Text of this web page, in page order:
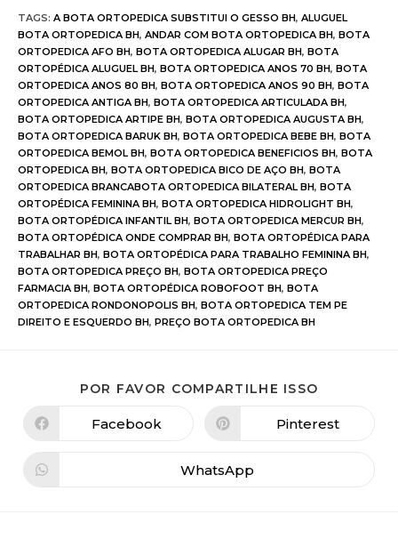
TAGS: A BOTA ORTOPEDICA SUBSTITUI O GESSO BH, ALUGUEL
BOTA ORTOPEDICA BH, ANDAR COM BOTA ORTOPEDICA BH, BOTA
ORTOPEDICA AFO BH, BOTA ORTOPEDICA ALUGAR BH, BOTA
ORTOPÉDICA ALUGUEL BH, BOTA ORTOPEDICA ANOS 70 BH, BOTA
ORTOPEDICA ANOS 80 BH, BOTA ORTOPEDICA ANOS 90 BH, BOTA
ORTOPEDICA ANTIGA BH, BOTA ORTOPEDICA ARTICULADA BH,
BOTA ORTOPEDICA ARTIPE BH, BOTA ORTOPEDICA AUGUSTA BH,
BOTA ORTOPEDICA BARUK BH, BOTA ORTOPEDICA BEBE BH, BOTA
ORTOPEDICA BEMOL BH, BOTA ORTOPEDICA BENEFICIOS BH, BOTA
ORTOPEDICA BH, BOTA ORTOPEDICA BICO DE AÇO BH, BOTA
ORTOPEDICA BRANCABOTA ORTOPEDICA BILATERAL BH, BOTA
ORTOPÉDICA FEMININA BH, BOTA ORTOPEDICA HIDROLIGHT BH,
BOTA ORTOPÉDICA INFANTIL BH, BOTA ORTOPEDICA MERCUR BH,
BOTA ORTOPÉDICA ONDE COMPRAR BH, BOTA ORTOPÉDICA PARA
TRABALHAR BH, BOTA ORTOPÉDICA PARA TRABALHO FEMININA BH,
BOTA ORTOPEDICA PREÇO BH, BOTA ORTOPEDICA PREÇO
FARMACIA BH, BOTA ORTOPÉDICA ROBOFOOT BH, BOTA
ORTOPEDICA RONDONOPOLIS BH, BOTA ORTOPEDICA TEM PE
DIREITO E ESQUERDO BH, PREÇO BOTA ORTOPEDICA BH
POR FAVOR COMPARTILHE ISSO
Facebook Pinterest
WhatsApp